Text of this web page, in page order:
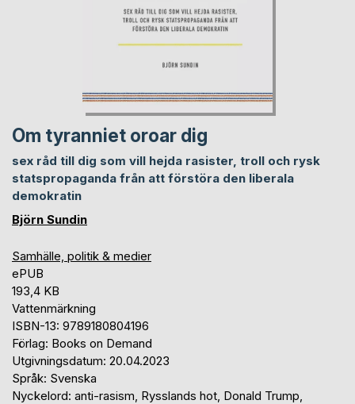
Om tyranniet oroar dig
sex råd till dig som vill hejda rasister, troll och rysk
statspropaganda från att förstöra den liberala
demokratin
Björn Sundin
Samhälle, politik & medier
ePUB
193,4 KB
Vattenmärkning
ISBN-13: 9789180804196
Förlag: Books on Demand
Utgivningsdatum: 20.04.2023
Språk: Svenska
Nyckelord: anti-rasism, Rysslands hot, Donald Trump,